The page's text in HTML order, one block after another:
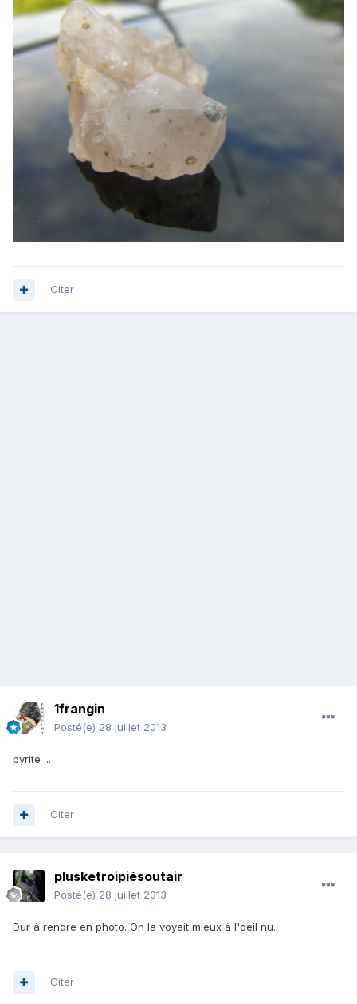
Citer
1frangin
Posté(e) 28 juillet 2013
pyrite ...
Citer
plusketroipiésoutair
Posté(e) 28 juillet 2013
Dur à rendre en photo. On la voyait mieux à l'oeil nu.
Citer